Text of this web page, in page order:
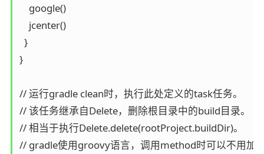
    google()
    jcenter()
  }
}
// 运行gradle clean时，执行此处定义的task任务。
// 该任务继承自Delete，删除根目录中的build目录。
// 相当于执行Delete.delete(rootProject.buildDir)。
// gradle使用groovy语言，调用method时可以不用加